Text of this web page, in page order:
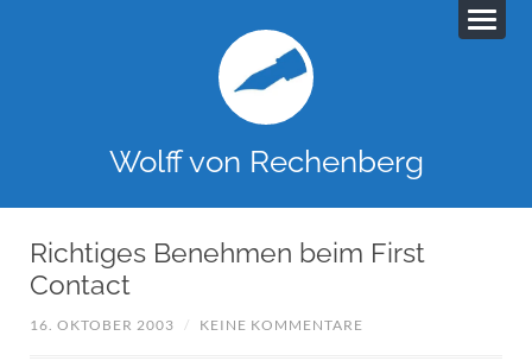
Wolff von Rechenberg
Richtiges Benehmen beim First
Contact
16. OKTOBER 2003 / KEINE KOMMENTARE